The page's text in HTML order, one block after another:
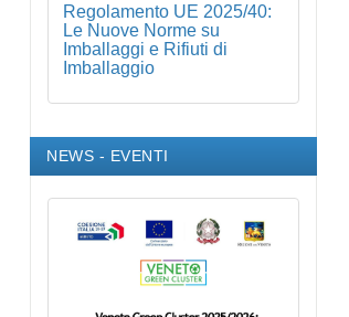
Regolamento UE 2025/40:
Le Nuove Norme su
Imballaggi e Rifiuti di
Imballaggio
NEWS - EVENTI